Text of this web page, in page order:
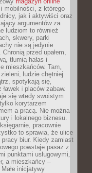
mobilności, z którego
jak i aktywiści oraz
argumentów za
ludziom to również
skwery, parki
nie są jedynie
przed upałem,
tłumią hałas i
mieszkańców. Tam,
ludzie chętniej
spotykają się,
i placów zabaw.
się wtedy swoistym
korytarzem
a pracą. Nie można
i lokalnego biznesu.
pracownie
to sprawia, że ulice
biur. Kiedy zamiast
powstaje pasaż z
punktami usługowymi,
a mieszkańcy –
inicjatywy